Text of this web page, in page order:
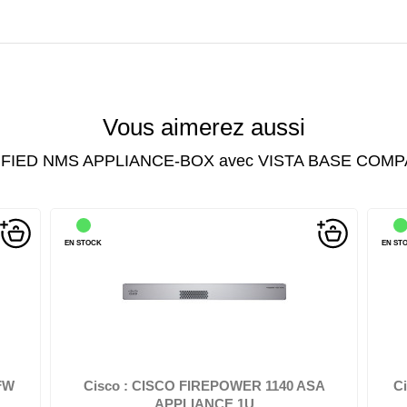
Vous aimerez aussi
NMS APPLIANCE-BOX avec VISTA BASE
Cisco : CISCO FIREPOWER 1140 ASA
APPLIANCE 1U
EN STOCK EN